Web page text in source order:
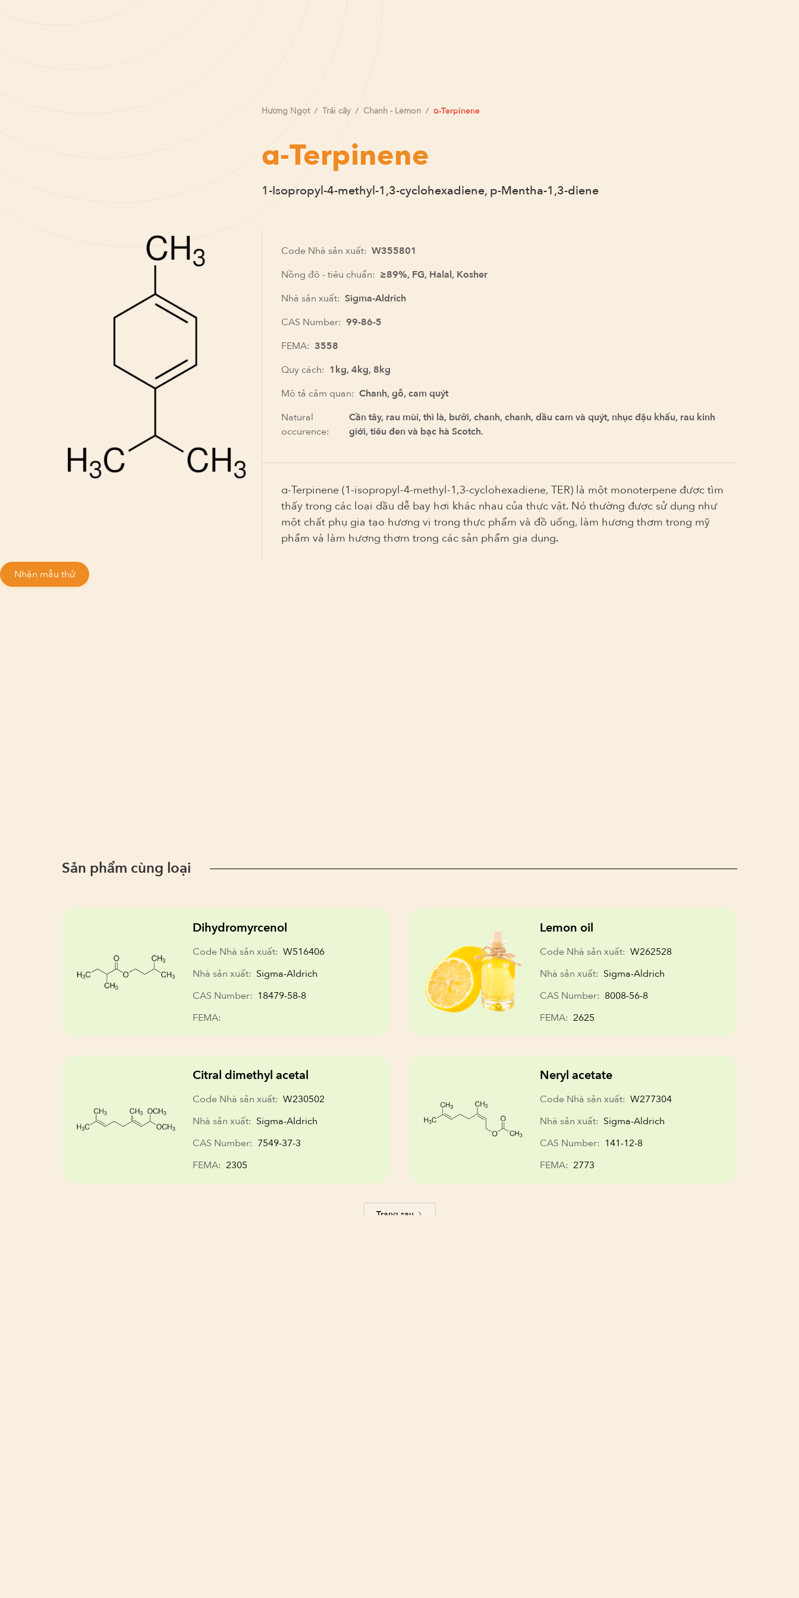
Hương Ngọt / Trái cây / Chanh - Lemon / α-Terpinene
α-Terpinene
1-Isopropyl-4-methyl-1,3-cyclohexadiene, p-Mentha-1,3-diene
Code Nhà sản xuất: W355801
Nồng độ - tiêu chuẩn: ≥89%, FG, Halal, Kosher
Nhà sản xuất: Sigma-Aldrich
CAS Number: 99-86-5
FEMA: 3558
Quy cách: 1kg, 4kg, 8kg
Mô tả cảm quan: Chanh, gỗ, cam quýt
Natural
occurence:
Cần tây, rau mùi, thì là, bưởi, chanh, chanh, dầu cam và quýt, nhục đậu khấu, rau kinh
giới, tiêu đen và bạc hà Scotch.
α-Terpinene (1-isopropyl-4-methyl-1,3-cyclohexadiene, TER) là một monoterpene được tìm
thấy trong các loại dầu dễ bay hơi khác nhau của thực vật. Nó thường được sử dụng như
một chất phụ gia tạo hương vị trong thực phẩm và đồ uống, làm hương thơm trong mỹ
phẩm và làm hương thơm trong các sản phẩm gia dụng.
Nhận mẫu thử
Sản phẩm cùng loại
Dihydromyrcenol
Code Nhà sản xuất: W516406
Nhà sản xuất: Sigma-Aldrich
CAS Number: 18479-58-8
FEMA:
Lemon oil
Code Nhà sản xuất: W262528
Nhà sản xuất: Sigma-Aldrich
CAS Number: 8008-56-8
FEMA: 2625
Citral dimethyl acetal
Code Nhà sản xuất: W230502
Nhà sản xuất: Sigma-Aldrich
CAS Number: 7549-37-3
FEMA: 2305
Neryl acetate
Code Nhà sản xuất: W277304
Nhà sản xuất: Sigma-Aldrich
CAS Number: 141-12-8
FEMA: 2773
Trang sau